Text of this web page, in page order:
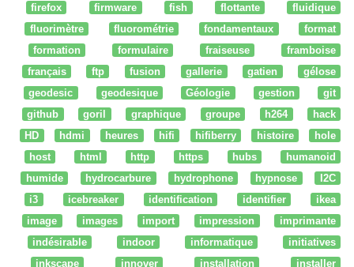
firefox
firmware fish flottante
fluidique
fluorimètre
fluorométrie fondamentaux
format
formation
formulaire fraiseuse
framboise
français
ftp fusion gallerie gatien
gélose
geodesic
geodesique Géologie gestion
git
github
goril graphique groupe h264
hack
HD
hdmi heures hifi hifiberry histoire
hole
host
html http https hubs
humanoid
humide
hydrocarbure hydrophone hypnose
I2C
i3
icebreaker identification identifier
ikea
image
images import impression
imprimante
indésirable
indoor informatique
initiatives
inkscape
innover installation installer